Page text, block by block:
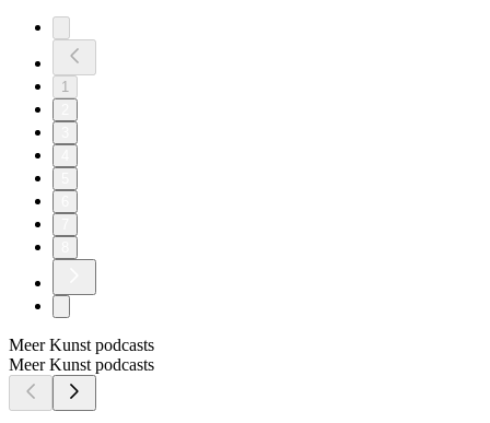
1
Meer Kunst podcasts
Meer Kunst podcasts